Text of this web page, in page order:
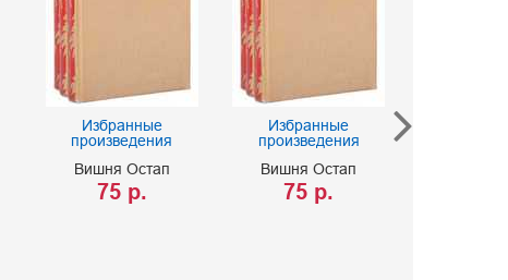
Избранные
произведения
Вишня Остап
75 р.
Избранные
произведения
Вишня Остап
75 р.